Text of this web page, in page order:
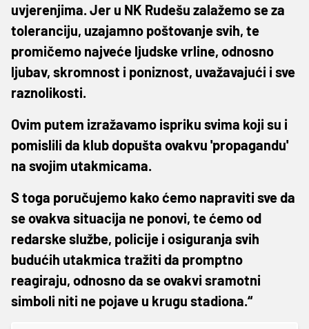
uvjerenjima. Jer u NK Rudešu zalažemo se za
toleranciju, uzajamno poštovanje svih, te
promičemo najveće ljudske vrline, odnosno
ljubav, skromnost i poniznost, uvažavajući i sve
raznolikosti.
Ovim putem izražavamo ispriku svima koji su i
pomislili da klub dopušta ovakvu 'propagandu'
na svojim utakmicama.
S toga poručujemo kako ćemo napraviti sve da
se ovakva situacija ne ponovi, te ćemo od
redarske službe, policije i osiguranja svih
budućih utakmica tražiti da promptno
reagiraju, odnosno da se ovakvi sramotni
simboli niti ne pojave u krugu stadiona.“